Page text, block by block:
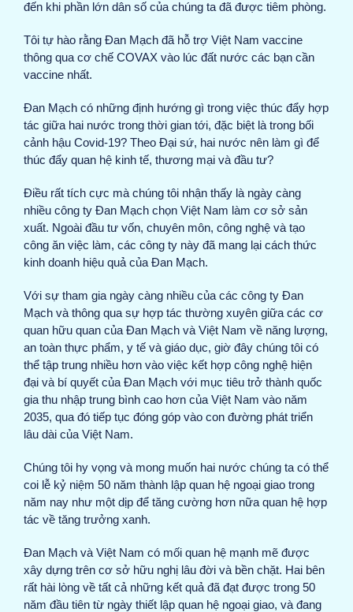
đến khi phần lớn dân số của chúng ta đã được tiêm phòng.
Tôi tự hào rằng Đan Mạch đã hỗ trợ Việt Nam vaccine
thông qua cơ chế COVAX vào lúc đất nước các bạn cần
vaccine nhất.
Đan Mạch có những định hướng gì trong việc thúc đẩy hợp
tác giữa hai nước trong thời gian tới, đặc biệt là trong bối
cảnh hậu Covid-19? Theo Đại sứ, hai nước nên làm gì để
thúc đẩy quan hệ kinh tế, thương mại và đầu tư?
Điều rất tích cực mà chúng tôi nhận thấy là ngày càng
nhiều công ty Đan Mạch chọn Việt Nam làm cơ sở sản
xuất. Ngoài đầu tư vốn, chuyên môn, công nghệ và tạo
công ăn việc làm, các công ty này đã mang lại cách thức
kinh doanh hiệu quả của Đan Mạch.
Với sự tham gia ngày càng nhiều của các công ty Đan
Mạch và thông qua sự hợp tác thường xuyên giữa các cơ
quan hữu quan của Đan Mạch và Việt Nam về năng lượng,
an toàn thực phẩm, y tế và giáo dục, giờ đây chúng tôi có
thể tập trung nhiều hơn vào việc kết hợp công nghệ hiện
đại và bí quyết của Đan Mạch với mục tiêu trở thành quốc
gia thu nhập trung bình cao hơn của Việt Nam vào năm
2035, qua đó tiếp tục đóng góp vào con đường phát triển
lâu dài của Việt Nam.
Chúng tôi hy vọng và mong muốn hai nước chúng ta có thể
coi lễ kỷ niệm 50 năm thành lập quan hệ ngoại giao trong
năm nay như một dịp để tăng cường hơn nữa quan hệ hợp
tác về tăng trưởng xanh.
Đan Mạch và Việt Nam có mối quan hệ mạnh mẽ được
xây dựng trên cơ sở hữu nghị lâu đời và bền chặt. Hai bên
rất hài lòng về tất cả những kết quả đã đạt được trong 50
năm đầu tiên từ ngày thiết lập quan hệ ngoại giao, và đang